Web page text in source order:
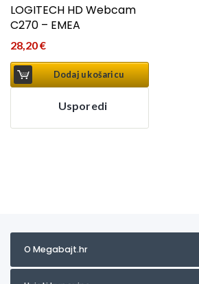
LOGITECH HD Webcam
C270 – EMEA
28,20€
Dodaj u košaricu
Usporedi
O Megabajt.hr